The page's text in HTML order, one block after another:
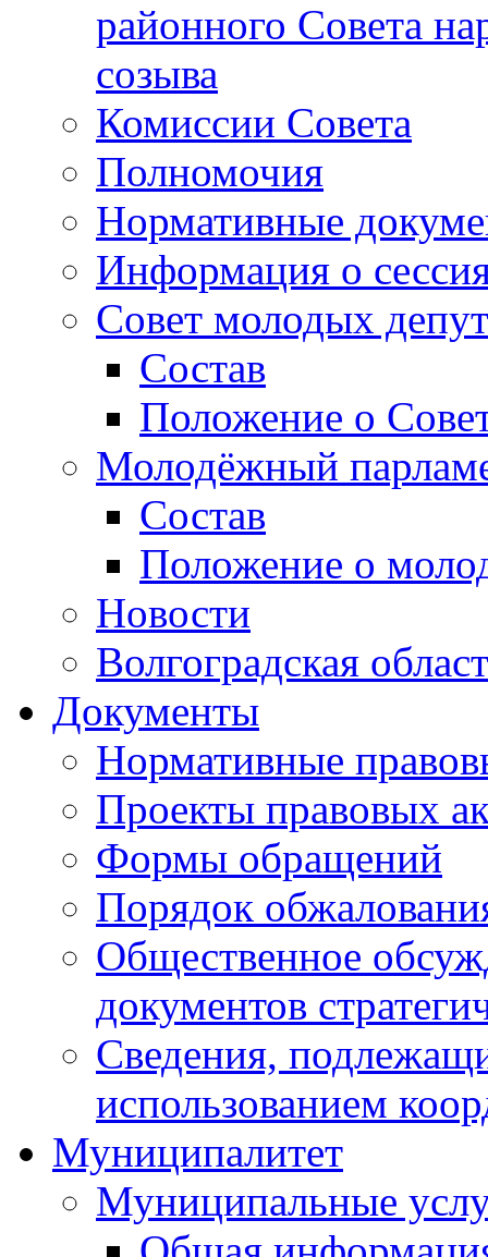
районного Совета
созыва
Комиссии Совета
Полномочия
Нормативные
Информация о
Совет молодых
Состав
Положение о
Молодёжный
Состав
Положение о
Новости
Волгоградская
Документы
Нормативные
Проекты правовых
Формы обращений
Порядок
Общественное
документов
Сведения,
использованием
Муниципалитет
Муниципальные